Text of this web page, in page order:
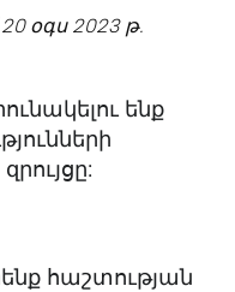
օգս 2023 թ.
ենք
հաշտության